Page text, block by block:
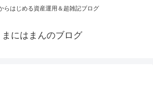
らはじめる資産運用＆超雑記ブログ
まにはまんのブログ